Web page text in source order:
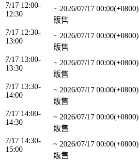
7/17 12:00-
12:30
~ 2026/07/17 00:00(+0800)
販售
7/17 12:30-
13:00
~ 2026/07/17 00:00(+0800)
販售
7/17 13:00-
13:30
~ 2026/07/17 00:00(+0800)
販售
7/17 13:30-
14:00
~ 2026/07/17 00:00(+0800)
販售
7/17 14:00-
14:30
~ 2026/07/17 00:00(+0800)
販售
7/17 14:30-
15:00
~ 2026/07/17 00:00(+0800)
販售